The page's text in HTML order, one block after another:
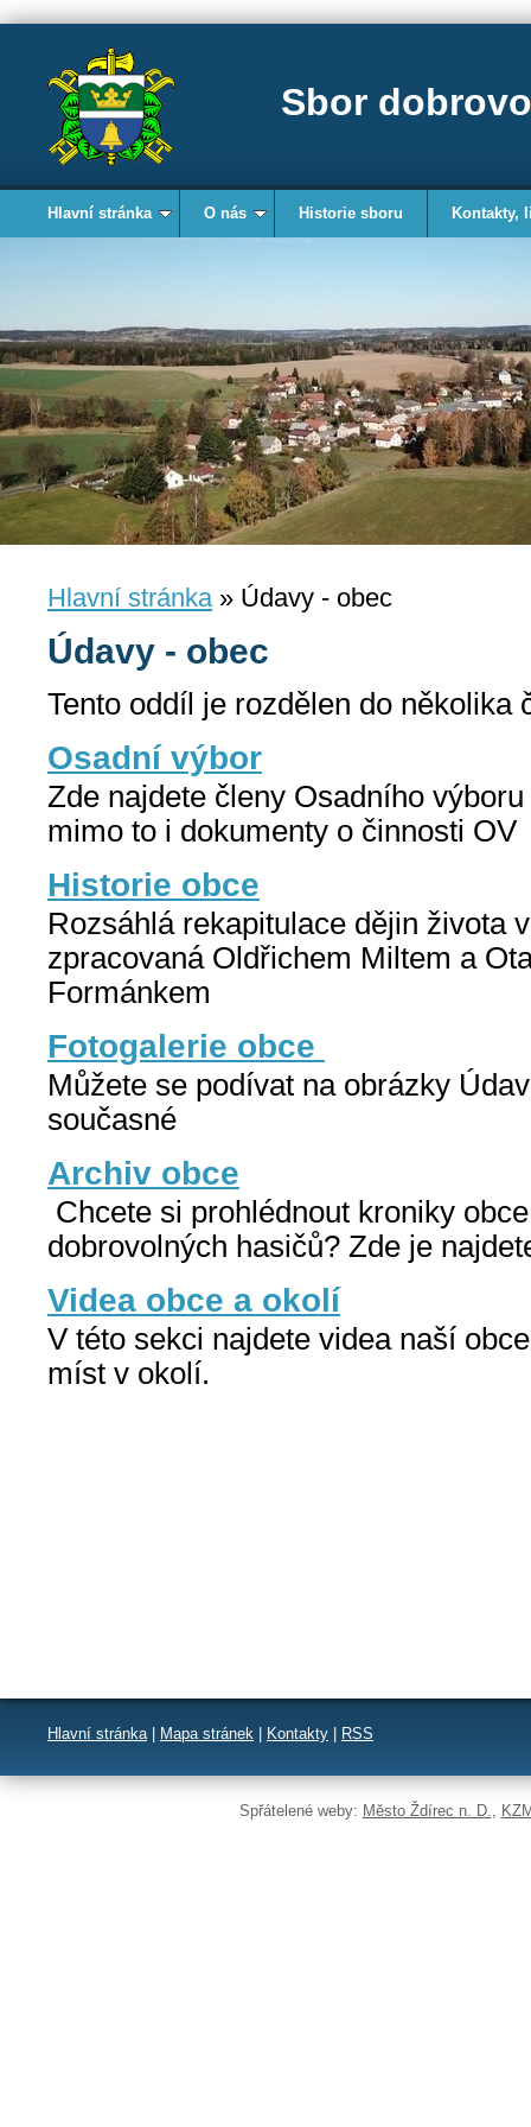
Sbor
Hlavní stránka O nás Historie sboru Kontakty,
Hlavní stránka» Údavy - obec
Údavy - obec
Tento oddíl je rozdělen do několika
Osadní výbor
Zde najdete členy Osadního
mimo to i dokumenty o činnosti OV
Historie obce
Rozsáhlá rekapitulace dějin života
zpracovaná Oldřichem Miltem a
Formánkem
Fotogalerie obce
Můžete se podívat na obrázky
současné
Archiv obce
Chcete si prohlédnout kroniky
dobrovolných hasičů? Zde je
Videa obce a okolí
V této sekci najdete videa naší
míst v okolí.
Hlavní stránka| Mapa stránek Kontakty RSS
Spřátelené weby: Město Ždírec n. D.,